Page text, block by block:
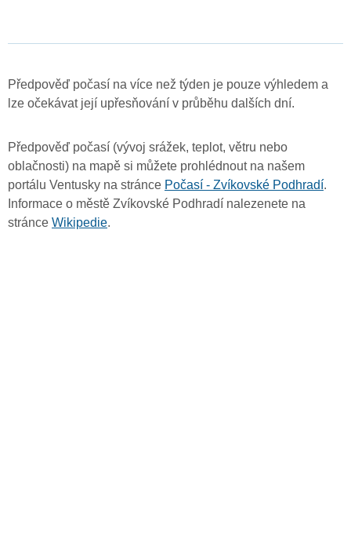
Předpověď počasí na více než týden je pouze výhledem a
lze očekávat její upřesňování v průběhu dalších dní.
Předpověď počasí (vývoj srážek, teplot, větru nebo
oblačnosti) na mapě si můžete prohlédnout na našem
portálu Ventusky na stránce Počasí - Zvíkovské Podhradí.
Informace o městě Zvíkovské Podhradí nalezenete na
stránce Wikipedie.